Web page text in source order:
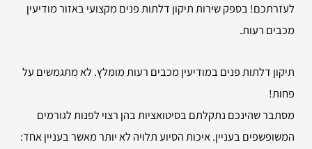
לעזרתכם! בספק שירות תיקון דלתות פנים מקצועי באזור מודיעין
מכבים רעות.
תיקון דלתות פנים במודיעין מכבים רעות מומלץ. לא מתגמשים על
פחות!
מסתבר שהינכם נתקלתם בסיטואציות בהן רצוי לפנות לגורמים
המשופשפים בעניין. איכות הסיוע תלויה לא יותר מאשר בעניין אחד: